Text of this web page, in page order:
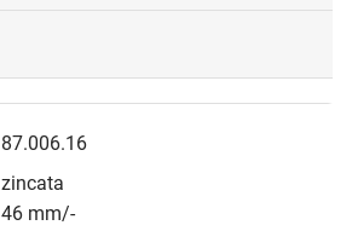
87.006.16
zincata
46 mm/-